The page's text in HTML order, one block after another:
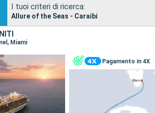
I tuoi criteri di ricerca:
Allure of the Seas - Caraibi
Miami
Pagamento in 4X